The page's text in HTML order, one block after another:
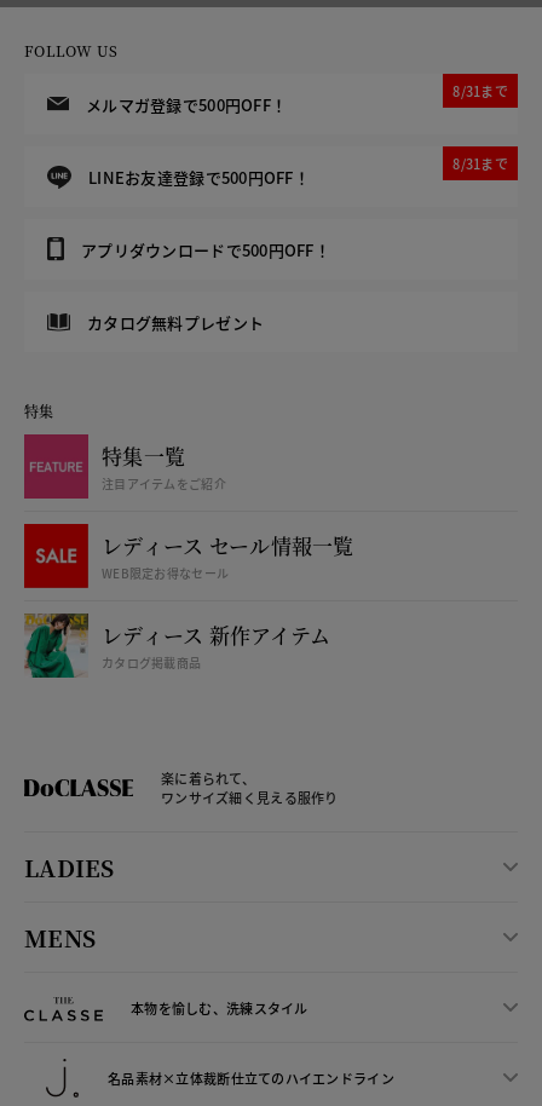
FOLLOW US
メルマガ登録で500円OFF！
8/31まで
LINEお友達登録で500円OFF！
8/31まで
アプリダウンロードで500円OFF！
カタログ無料プレゼント
特集
特集一覧
注目アイテムをご紹介
レディース セール情報一覧
WEB限定お得なセール
レディース 新作アイテム
カタログ掲載商品
楽に着られて、
ワンサイズ細く見える服作り
LADIES
MENS
本物を愉しむ、洗練スタイル
名品素材×立体裁断仕立てのハイエンドライン